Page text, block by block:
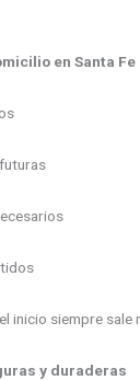
en Santa
inicio siempre sale
y duraderas